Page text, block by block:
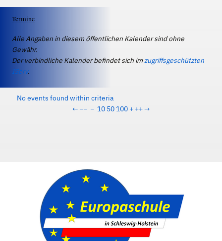
Termine
Alle Angaben in diesem öffentlichen Kalender sind ohne
Gewähr.
Der verbindliche Kalender befindet sich imzugriffsgeschützten
IServ.
No events found within criteria
← −− − 10 50 100 + ++→